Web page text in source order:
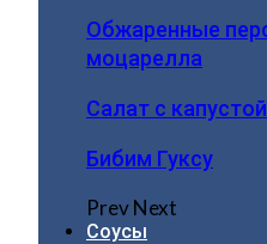
Обжаренные
моцарелла
Салат с
Бибим Гуксу
PrevNext
Соусы